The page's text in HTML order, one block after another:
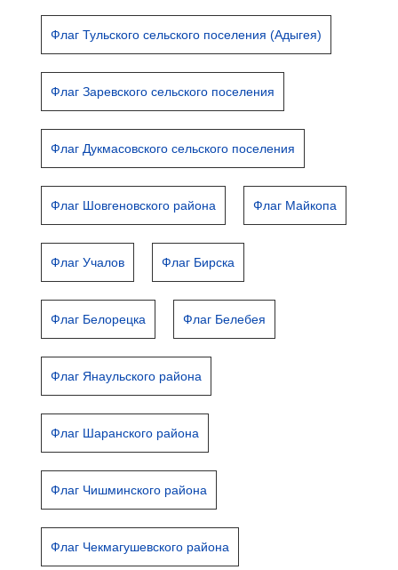
Флаг Тульского сельского поселения (Адыгея)
Флаг Заревского сельского поселения
Флаг Дукмасовского сельского поселения
Флаг Шовгеновского района Флаг Майкопа
Флаг Учалов Флаг Бирска
Флаг Белорецка Флаг Белебея
Флаг Янаульского района
Флаг Шаранского района
Флаг Чишминского района
Флаг Чекмагушевского района